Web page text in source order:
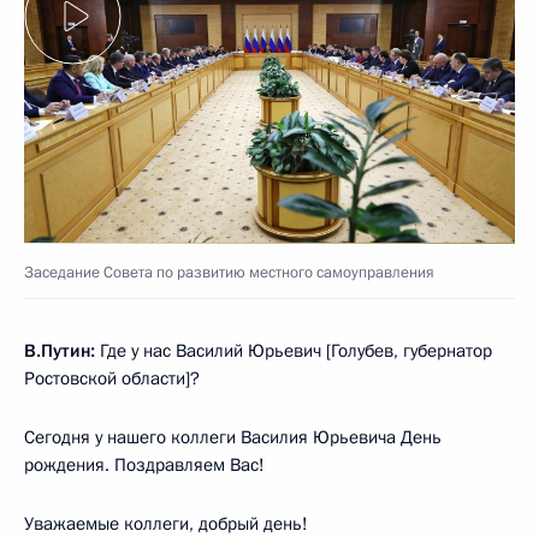
Заседание Совета по развитию местного самоуправления
В.Путин: Где у нас Василий Юрьевич [Голубев, губернатор
Ростовской области]?
Сегодня у нашего коллеги Василия Юрьевича День
рождения. Поздравляем Вас!
Уважаемые коллеги, добрый день!